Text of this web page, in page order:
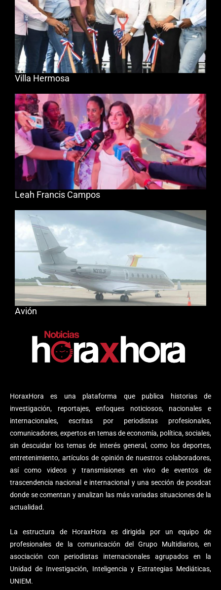
HoraxHora es una plataforma que publica historias de
investigación, reportajes, enfoques noticiosos, nacionales e
internacionales, escritas por periodistas profesionales,
comunicadores, expertos en temas de economía, política, sociales,
sin descuidar los temas de interés general, como los deportes,
entretenimiento, artículos de opinión de nuestros colaboradores,
así como videos y transmisiones en vivo de eventos de
trascendencia nacional e internacional y una sección de posdcat
donde se comentan y analizan las más variadas situaciones de la
actualidad.
La estructura de HoraxHora es dirigida por un equipo de
profesionales de la comunicación del Grupo Multidiarios, en
asociación con periodistas internacionales agrupados en la
Unidad de Investigación, Inteligencia y Estrategias Mediáticas,
UNIEM.
Villa Hermosa
Leah Francis Campos
Avión